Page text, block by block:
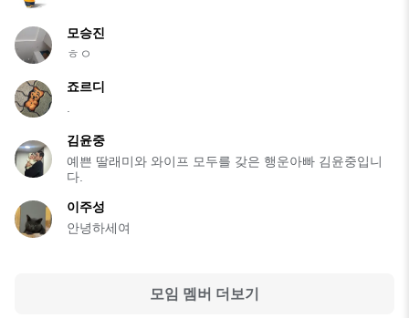
모승진
ㅎㅇ
죠르디
.
김윤중
예쁜 딸래미와 와이프 모두를 갖은 행운아빠 김윤중입니
다.
이주성
안녕하세여
모임 멤버 더보기